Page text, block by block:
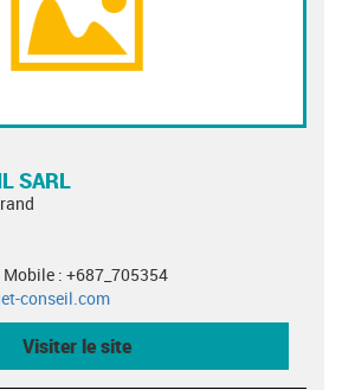
SARL
: +687_705354
conseil.com
Visiter le site